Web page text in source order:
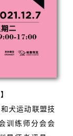
犬运动联盟技
训练师分会会